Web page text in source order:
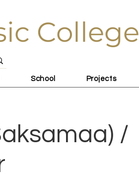
College
School Projects
/